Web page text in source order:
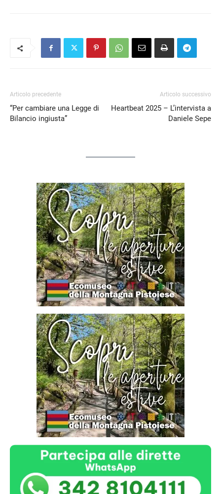
Articolo precedente
“Per cambiare una Legge di
Bilancio ingiusta”
Articolo successivo
Heartbeat 2025 – L’intervista a
Daniele Sepe